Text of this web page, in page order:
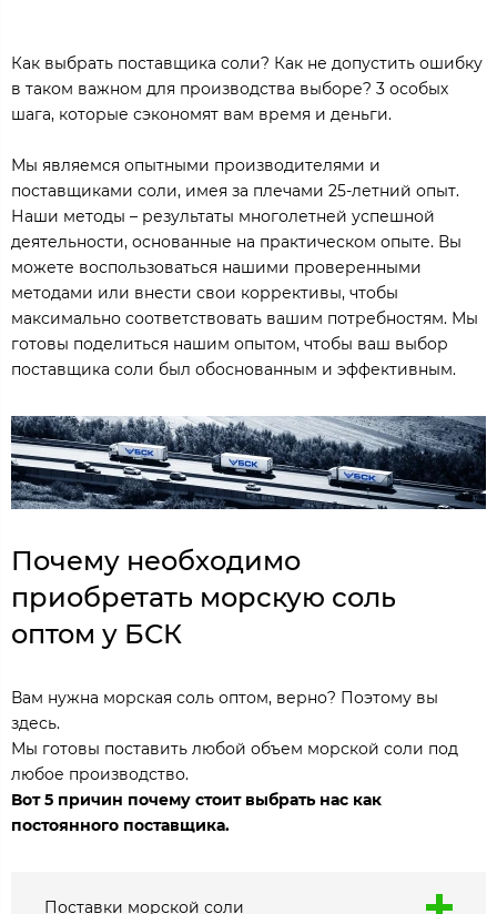
Как выбрать поставщика соли? Как не допустить ошибку
в таком важном для производства выборе? 3 особых
шага, которые сэкономят вам время и деньги.
Мы являемся опытными производителями и
поставщиками соли, имея за плечами 25-летний опыт.
Наши методы – результаты многолетней успешной
деятельности, основанные на практическом опыте. Вы
можете воспользоваться нашими проверенными
методами или внести свои коррективы, чтобы
максимально соответствовать вашим потребностям. Мы
готовы поделиться нашим опытом, чтобы ваш выбор
поставщика соли был обоснованным и эффективным.
Почему необходимо
приобретать морскую соль
оптом у БСК
Вам нужна морская соль оптом, верно? Поэтому вы
здесь.
Мы готовы поставить любой объем морской соли под
любое производство.
Вот 5 причин почему стоит выбрать нас как
постоянного поставщика.
Поставки морской соли